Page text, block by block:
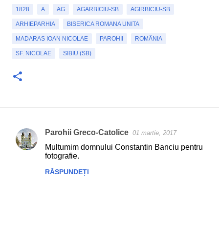
1828 A AG AGARBICIU-SB AGIRBICIU-SB
ARHIEPARHIA BISERICA ROMANA UNITA
MADARAS IOAN NICOLAE PAROHII ROMÂNIA
SF. NICOLAE SIBIU (SB)
C
Parohii Greco-Catolice 01 martie, 2017
Multumim domnului Constantin Banciu pentru
fotografie.
RĂSPUNDEȚI